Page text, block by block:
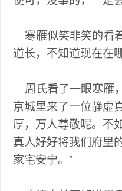
寒雁似笑非笑的看
道长，不知道现在在
周氏看了一眼寒雁
京城里来了一位静虚
厚，万人尊敬呢。不
真人好好将我们府里
家宅安宁。”